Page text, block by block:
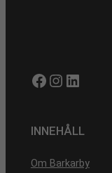
Facebook Instagram LinkedIn
INNEHÅLL
Om Barkarby